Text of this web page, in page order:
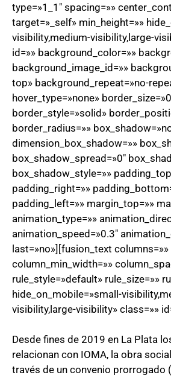
type=»1_1″ spacing=»»
target=»_self» min_height=»»
visibility,medium-visibility,large-
id=»» background_color=»»
background_image_id=»»
top» background_repeat=»no-
hover_type=»none»
border_style=»solid»
border_radius=»»
dimension_box_shadow=»»
box_shadow_spread=»0″
box_shadow_style=»»
padding_right=»»
padding_left=»» margin_top=»»
animation_type=»»
animation_speed=»0.3″
last=»no»][fusion_text columns=»»
column_min_width=»»
rule_style=»default» rule_size=»»
hide_on_mobile=»small-
visibility,large-visibility» class=»»
Desde fines de 2019 en La Plata
relacionan con IOMA, la obra
través de un convenio prorrogado